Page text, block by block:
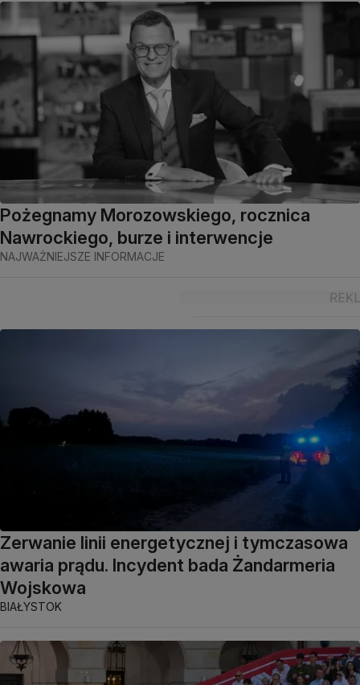
Pożegnamy Morozowskiego, rocznica
Nawrockiego, burze i interwencje
NAJWAŻNIEJSZE INFORMACJE
Zerwanie linii energetycznej i tymczasowa
awaria prądu. Incydent bada Żandarmeria
Wojskowa
BIAŁYSTOK